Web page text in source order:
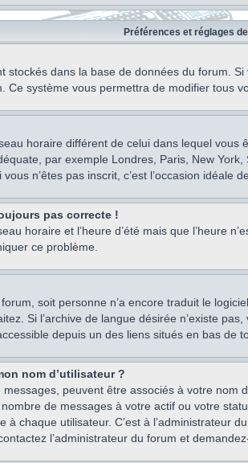
Préférences et réglages
dans la base de données du forum.
système vous permettra de modifier tous
horaire différent de celui dans lequel
par exemple Londres, Paris, New
n’êtes pas inscrit, c’est l’occasion idéale
pas correcte !
horaire et l’heure d’été mais que l’heure
ce problème.
soit personne n’a encore traduit le
Si l’archive de langue désirée n’existe
depuis un des liens situés en bas de
nom d’utilisateur ?
peuvent être associés à votre nom
de messages à votre actif ou votre
chaque utilisateur. C’est à l’administrateur
l’administrateur du forum et